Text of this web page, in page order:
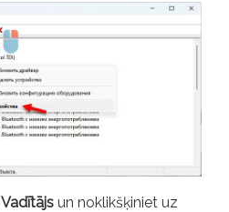
Vadītājs un noklikšķiniet uz